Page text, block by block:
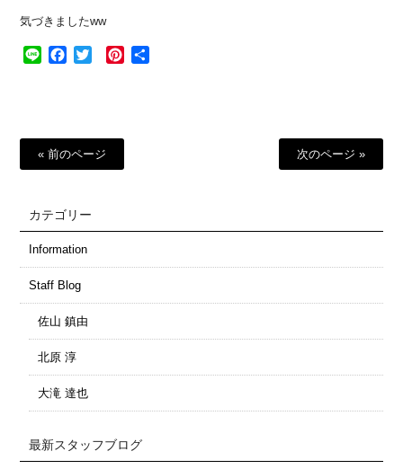
気づきましたww
Line Facebook
Twitter Pinterest
« 前のページ 次のページ »
カテゴリー
Information
Staff Blog
佐山 鎮由
北原 淳
大滝 達也
最新スタッフブログ